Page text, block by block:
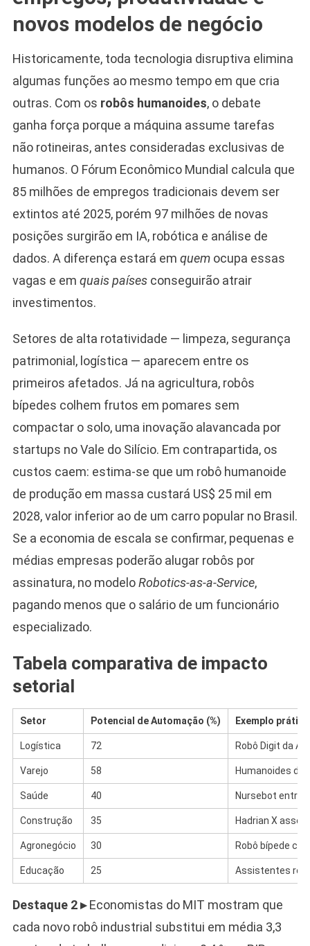
novos modelos de negócio
Historicamente, toda tecnologia disruptiva elimina
algumas funções ao mesmo tempo em que cria
outras. Com os robôs humanoides, o debate
ganha força porque a máquina assume tarefas
não rotineiras, antes consideradas exclusivas de
humanos. O Fórum Econômico Mundial calcula que
85 milhões de empregos tradicionais devem ser
extintos até 2025, porém 97 milhões de novas
posições surgirão em IA, robótica e análise de
dados. A diferença estará em quemocupa essas
vagas e em quais paísesconseguirão atrair
investimentos.
Setores de alta rotatividade — limpeza, segurança
patrimonial, logística — aparecem entre os
primeiros afetados. Já na agricultura, robôs
bípedes colhem frutos em pomares sem
compactar o solo, uma inovação alavancada por
startups no Vale do Silício. Em contrapartida, os
custos caem: estima-se que um robô humanoide
de produção em massa custará US$ 25 mil em
2028, valor inferior ao de um carro popular no Brasil.
Se a economia de escala se confirmar, pequenas e
médias empresas poderão alugar robôs por
assinatura, no modeloRobotics-as-a-Service,
pagando menos que o salário de um funcionário
especializado.
Tabela comparativa de impacto
setorial
Setor Potencial de Automação (%) Exemplo prático
Logística 72 Robô Digit da
Varejo 58 Humanoides
Saúde 40 Nursebot
Construção 35 Hadrian X
Agronegócio 30 Robô bípede
Educação 25 Assistentes
Destaque 2 ▸Economistas do MIT mostram que
cada novo robô industrial substitui em média 3,3